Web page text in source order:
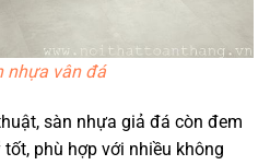
nhựa vân đá
sàn nhựa giả đá còn đem
phù hợp với nhiều không